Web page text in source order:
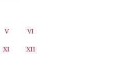
V VI
XI XII